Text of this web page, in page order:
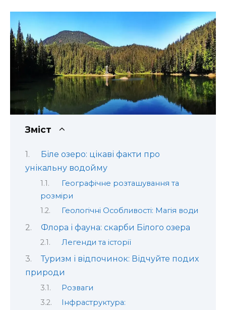
Зміст
Біле озеро: цікаві факти про
унікальну водойму
Географічне розташування та
розміри
Геологічні Особливості: Магія води
Флора і фауна: скарби Білого озера
Легенди та історії
Туризм і відпочинок: Відчуйте подих
природи
Розваги
Інфраструктура: